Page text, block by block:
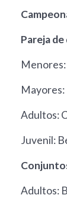
Pareja
Menores:
Adultos:
Juvenil:
Adultos: